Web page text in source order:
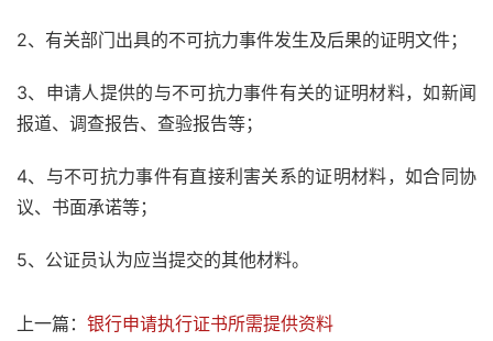
2、有关部门出具的不可抗力事件发生及后果的证明文件；
3、申请人提供的与不可抗力事件有关的证明材料，如新闻
报道、调查报告、查验报告等；
4、与不可抗力事件有直接利害关系的证明材料，如合同协
议、书面承诺等；
5、公证员认为应当提交的其他材料。
上一篇： 银行申请执行证书所需提供资料